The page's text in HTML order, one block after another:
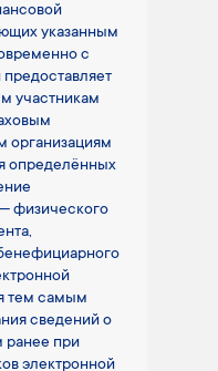
указанным
с
участникам
организациям
определённых
физического
тем самым
сведений о
ранее при
электронной